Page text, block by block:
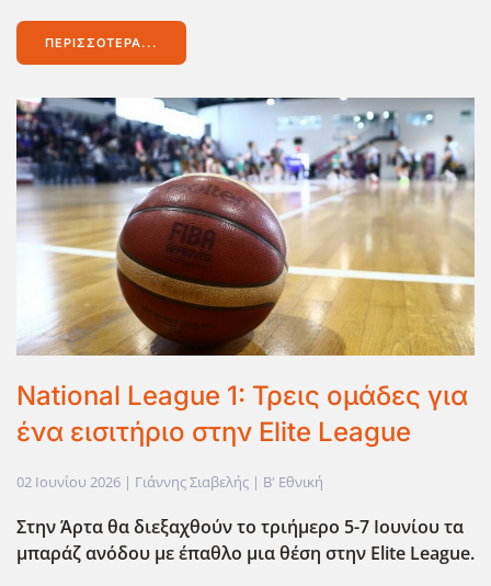
ΠΕΡΙΣΣΌΤΕΡΑ...
National League 1: Τρεις ομάδες για
ένα εισιτήριο στην Elite League
02 Ιουνίου 2026 | Γιάννης Σιαβελής | Β' Εθνική
Στην Άρτα θα διεξαχθούν το τριήμερο 5-7 Ιουνίου τα
μπαράζ ανόδου με έπαθλο μια θέση στην Elite League.